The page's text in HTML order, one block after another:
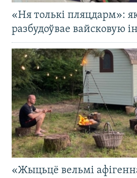
«Ня толькі пляцдарм»:
разбудоўвае вайсковую
«Жыцьцё вельмі